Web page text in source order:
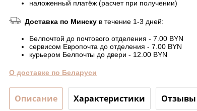
наложенный платёж (расчет при получении)
Доставка по Минску в течение 1-3 дней:
Белпочтой до почтового отделения - 7.00 BYN
сервисом Европочта до отделения - 7.00 BYN
курьером Белпочты до двери - 12.00 BYN
О доставке по Беларуси
Описание Характеристики Отзывы